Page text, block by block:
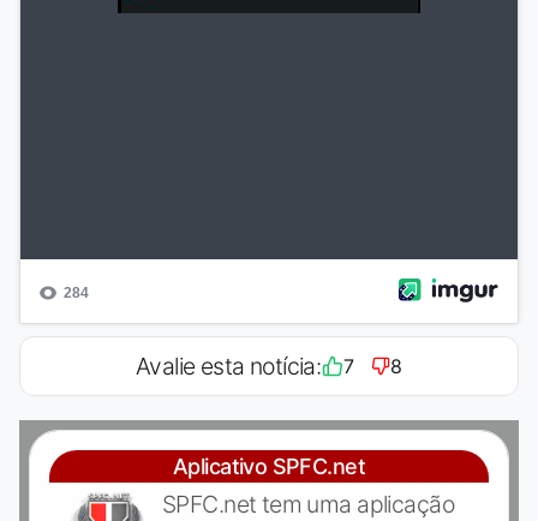
Avalie esta notícia: 7 8
Aplicativo SPFC.net
SPFC.net tem uma aplicação